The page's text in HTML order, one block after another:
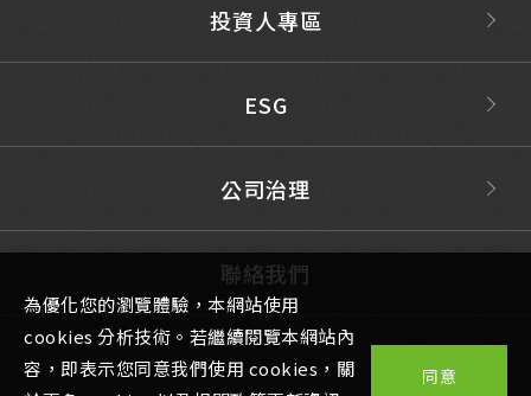
投資人專區
ESG
公司治理
聯絡我們
為優化您的瀏覽體驗，本網站使用
cookies 分析技術。若繼續閱覽本網站內
容，即表示您同意我們使用 cookies，關
同意